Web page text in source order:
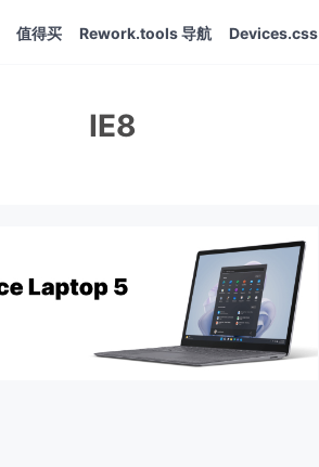
值得买 Rework.tools 导航 Devices.css
IE8